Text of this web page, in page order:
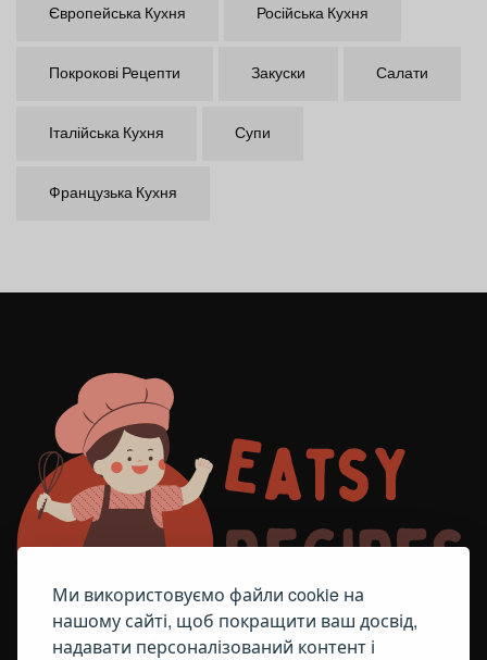
Ми використовуємо файли cookie на
нашому сайті, щоб покращити ваш досвід,
надавати персоналізований контент і
Європейська Кухня Російська Кухня
Покрокові Рецепти Закуски Салати
Італійська Кухня Супи
Французька Кухня